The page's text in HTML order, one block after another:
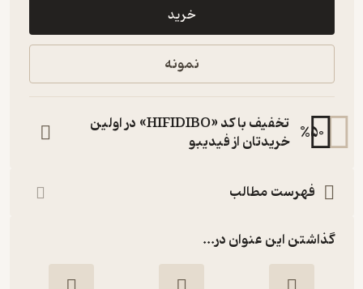
خرید
نمونه
%50
تخفیف با کد «HIFIDIBO» در اولین
خریدتان از فیدیبو
فهرست مطالب
گذاشتن این عنوان در...